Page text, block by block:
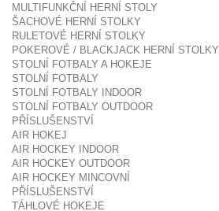
MULTIFUNKČNÍ HERNÍ STOLY
ŠACHOVÉ HERNÍ STOLKY
RULETOVÉ HERNÍ STOLKY
POKEROVÉ / BLACKJACK HERNÍ STOLKY
STOLNÍ FOTBALY A HOKEJE
STOLNÍ FOTBALY
STOLNÍ FOTBALY INDOOR
STOLNÍ FOTBALY OUTDOOR
PŘÍSLUŠENSTVÍ
AIR HOKEJ
AIR HOCKEY INDOOR
AIR HOCKEY OUTDOOR
AIR HOCKEY MINCOVNÍ
PŘÍSLUŠENSTVÍ
TÁHLOVÉ HOKEJE